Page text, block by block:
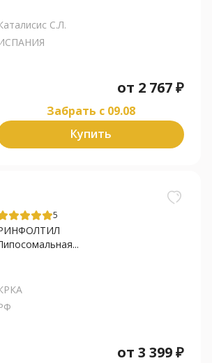
С.Л.
от 2 767₽
Забрать c 09.08
Купить
5
от 3 399₽